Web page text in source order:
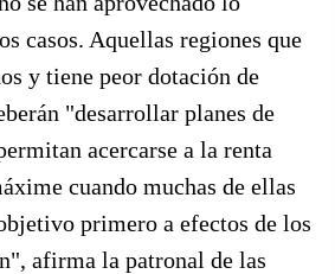
casos. Aquellas regiones que
y tiene peor dotación de
"desarrollar planes de
acercarse a la renta
cuando muchas de ellas
primero a efectos de los
afirma la patronal de las